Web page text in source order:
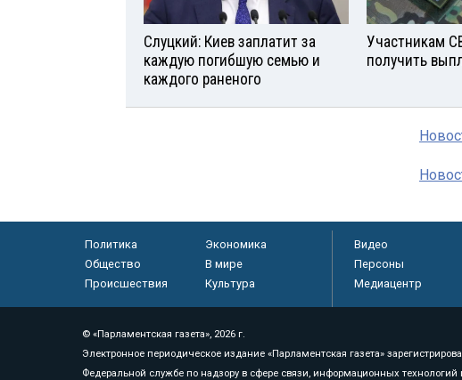
Слуцкий: Киев заплатит за
каждую погибшую семью и
каждого раненого
Участникам
получить
Политика
Экономика
Общество
В мире
Происшествия
Культура
Видео
Персоны
Медиацентр
© «Парламентская газета», 2026 г.
Электронное периодическое издание «Парламентская газета»
Федеральной службе по надзору в сфере связи, информационных технологий